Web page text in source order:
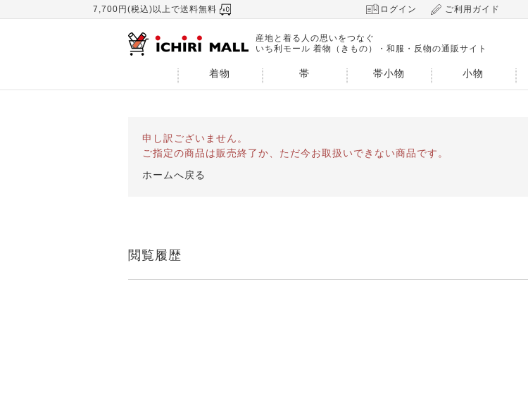
7,700円(税込)以上で送料無料 ログイン ご利用ガイド
産地と着る人の思いをつなぐ
いち利モール 着物（きもの）・和服・反物の通販サイト
着物 帯 帯小物 小物
申し訳ございません。
ご指定の商品は販売終了か、ただ今お取扱いできない商品です。
ホームへ戻る
閲覧履歴